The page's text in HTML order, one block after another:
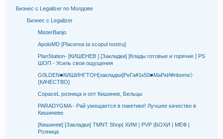
Бизнес с Legalizer по Молдове
Бизнес с Legalizer
MisterBanjo
ApoloMD [Placerea ta scopul nostru]
PlanStation- [КИШЕНЕВ ] [Закладки] [Клады готовые и горячие ] PS
ШОП - Усиль свои ощущения
G0LDEN■КИШИНГТОН[закладки]РеГа#1к50■МаРкИ#nbome》
{КАЧЕСТВО}
CopaceL розница и опт Кишинев, Бельцы
PARADYGMA - Рай умещается в пакетике! Лучшее качество в
Кишиневе.
[Кишинев] [Закладки] TMNT Shop| ХИМ | PVP |БОХИ | МЕФ |
Розница